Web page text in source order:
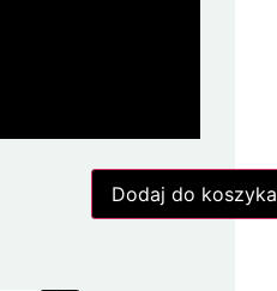
Dodaj do koszyka